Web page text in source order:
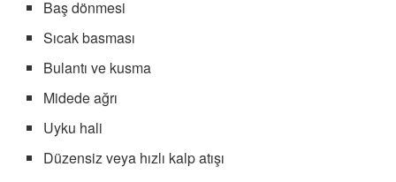
Baş dönmesi
Sıcak basması
Bulantı ve kusma
Midede ağrı
Uyku hali
Düzensiz veya hızlı kalp atışı